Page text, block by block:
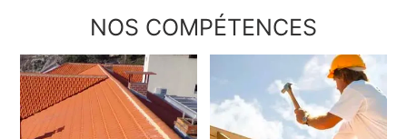
NOS COMPÉTENCES